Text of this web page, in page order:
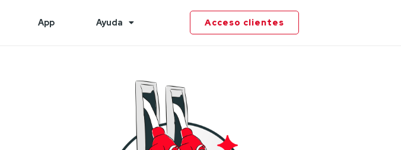
App Ayuda Acceso clientes